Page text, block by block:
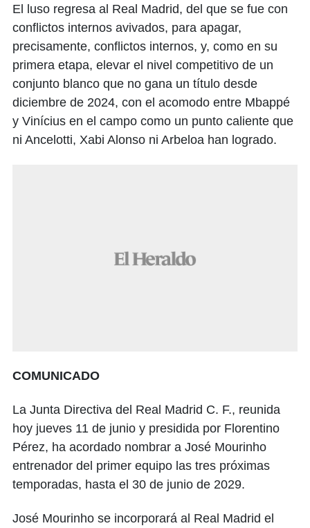
El luso regresa al Real Madrid, del que se fue con
conflictos internos avivados, para apagar,
precisamente, conflictos internos, y, como en su
primera etapa, elevar el nivel competitivo de un
conjunto blanco que no gana un título desde
diciembre de 2024, con el acomodo entre Mbappé
y Vinícius en el campo como un punto caliente que
ni Ancelotti, Xabi Alonso ni Arbeloa han logrado.
COMUNICADO
La Junta Directiva del Real Madrid C. F., reunida
hoy jueves 11 de junio y presidida por Florentino
Pérez, ha acordado nombrar a José Mourinho
entrenador del primer equipo las tres próximas
temporadas, hasta el 30 de junio de 2029.
José Mourinho se incorporará al Real Madrid el